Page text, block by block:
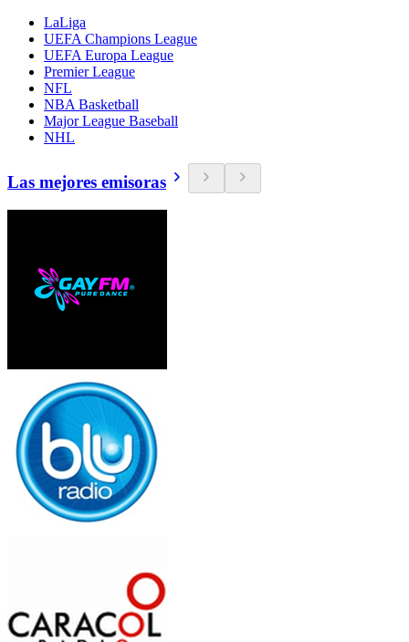
LaLiga
UEFA Champions League
UEFA Europa League
Premier League
NFL
NBA Basketball
Major League Baseball
NHL
Las mejores emisoras